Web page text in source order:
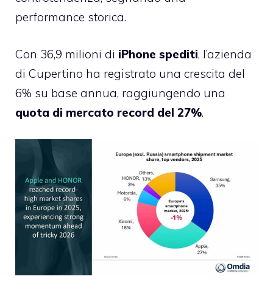
performance storica.
Con 36,9 milioni di iPhone spediti, l’azienda
di Cupertino ha registrato una crescita del
6% su base annua, raggiungendo una
quota di mercato record del 27%.